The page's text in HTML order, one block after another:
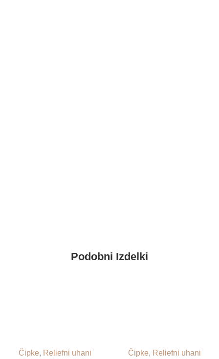
Podobni Izdelki
Čipke, Reliefni uhani Čipke, Reliefni uhani